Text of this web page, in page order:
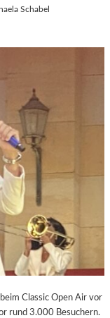
Schabel
Classic Open Air vor
rund 3.000 Besuchern.